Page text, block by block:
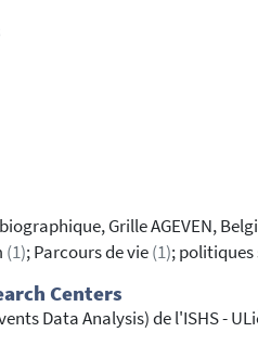
Grille AGEVEN,
(1); Parcours de vie(1); politiques
Centers
Data Analysis) de l'ISHS -